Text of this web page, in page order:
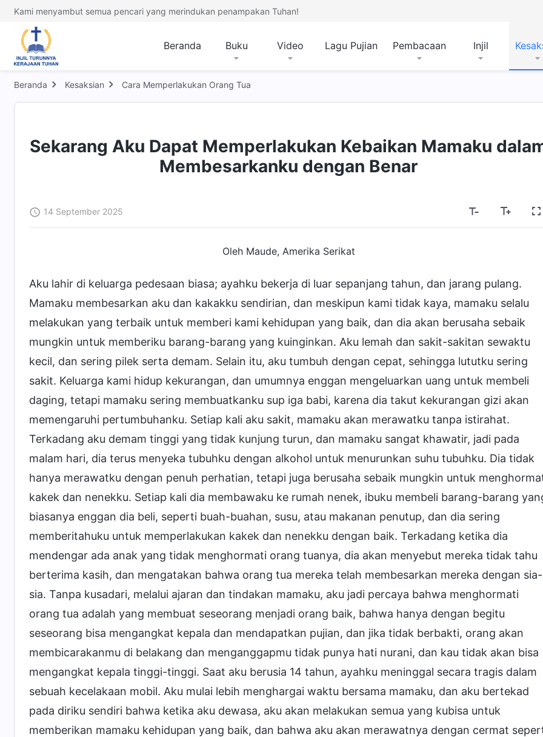
Kami menyambut semua pencari yang merindukan penampakan Tuhan!
Beranda Buku Video Lagu Pujian Pembacaan Injil
Beranda Kesaksian Cara Memperlakukan Orang Tua
Sekarang Aku Dapat Memperlakukan Kebaikan Mamaku
Membesarkanku dengan Benar
14 September 2025
Oleh Maude, Amerika Serikat
Aku lahir di keluarga pedesaan biasa; ayahku bekerja di luar sepanjang tahun, dan jarang pulang.
Mamaku membesarkan aku dan kakakku sendirian, dan meskipun kami tidak kaya, mamaku selalu
melakukan yang terbaik untuk memberi kami kehidupan yang baik, dan dia akan berusaha sebaik
mungkin untuk memberiku barang-barang yang kuinginkan. Aku lemah dan sakit-sakitan sewaktu
kecil, dan sering pilek serta demam. Selain itu, aku tumbuh dengan cepat, sehingga lututku sering
sakit. Keluarga kami hidup kekurangan, dan umumnya enggan mengeluarkan uang untuk membeli
daging, tetapi mamaku sering membuatkanku sup iga babi, karena dia takut kekurangan gizi akan
memengaruhi pertumbuhanku. Setiap kali aku sakit, mamaku akan merawatku tanpa istirahat.
Terkadang aku demam tinggi yang tidak kunjung turun, dan mamaku sangat khawatir, jadi pada
malam hari, dia terus menyeka tubuhku dengan alkohol untuk menurunkan suhu tubuhku. Dia tidak
hanya merawatku dengan penuh perhatian, tetapi juga berusaha sebaik mungkin untuk
kakek dan nenekku. Setiap kali dia membawaku ke rumah nenek, ibuku membeli barang-barang
biasanya enggan dia beli, seperti buah-buahan, susu, atau makanan penutup, dan dia sering
memberitahuku untuk memperlakukan kakek dan nenekku dengan baik. Terkadang ketika dia
mendengar ada anak yang tidak menghormati orang tuanya, dia akan menyebut mereka tidak tahu
berterima kasih, dan mengatakan bahwa orang tua mereka telah membesarkan mereka dengan sia-
sia. Tanpa kusadari, melalui ajaran dan tindakan mamaku, aku jadi percaya bahwa menghormati
orang tua adalah yang membuat seseorang menjadi orang baik, bahwa hanya dengan begitu
seseorang bisa mengangkat kepala dan mendapatkan pujian, dan jika tidak berbakti, orang akan
membicarakanmu di belakang dan menganggapmu tidak punya hati nurani, dan kau tidak akan bisa
mengangkat kepala tinggi-tinggi. Saat aku berusia 14 tahun, ayahku meninggal secara tragis dalam
sebuah kecelakaan mobil. Aku mulai lebih menghargai waktu bersama mamaku, dan aku bertekad
pada diriku sendiri bahwa ketika aku dewasa, aku akan melakukan semua yang kubisa untuk
memberikan mamaku kehidupan yang baik, dan bahwa aku akan merawatnya dengan cermat